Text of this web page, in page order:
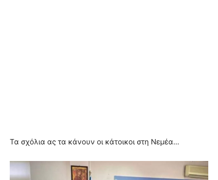
Τα σχόλια ας τα κάνουν οι κάτοικοι στη Νεμέα…